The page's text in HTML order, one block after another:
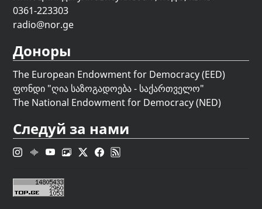
0361-223303
radio@nor.ge
Доноры
The European Endowment for Democracy (EED)
ფონდი "ღია საზოგადოება - საქართველო"
The National Endowment for Democracy (NED)
Следуй за нами